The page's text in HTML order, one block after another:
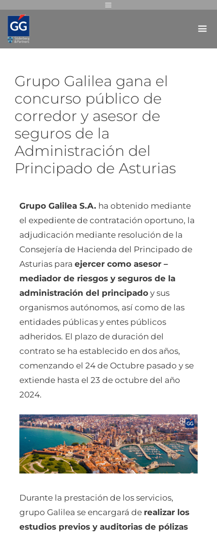
Grupo Galilea gana el
concurso público de
corredor y asesor de
seguros de la
Administración del
Principado de Asturias
Grupo Galilea S.A. ha obtenido mediante
el expediente de contratación oportuno, la
adjudicación mediante resolución de la
Consejería de Hacienda del Principado de
Asturias para ejercer como asesor –
mediador de riesgos y seguros de la
administración del principado y sus
organismos autónomos, así como de las
entidades públicas y entes públicos
adheridos. El plazo de duración del
contrato se ha establecido en dos años,
comenzando el 24 de Octubre pasado y se
extiende hasta el 23 de octubre del año
2024.
Durante la prestación de los servicios,
grupo Galilea se encargará de realizar los
estudios previos y auditorias de pólizas